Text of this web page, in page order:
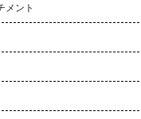
メント